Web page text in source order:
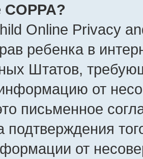
COPPA?
Online Privacy
ребенка в
Штатов,
от
письменное
подтверждения
от